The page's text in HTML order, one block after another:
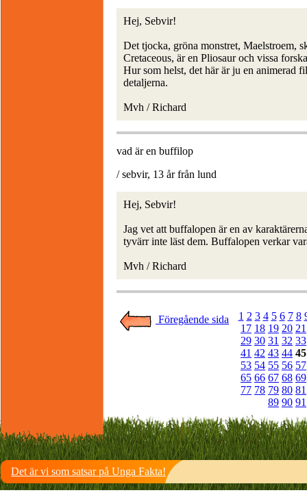
Hej, Sebvir!
Det tjocka, gröna monstret, Maelstroem,
Cretaceous, är en Pliosaur och vissa
Hur som helst, det här är ju en animerad
detaljerna.
Mvh / Richard
vad är en buffilop
/ sebvir, 13 år från lund
Hej, Sebvir!
Jag vet att buffalopen är en av
tyvärr inte läst dem. Buffalopen verkar
Mvh / Richard
Föregående sida 1 2 3 4 5 6 7 8
17 18 19 20 21
29 30 31 32 33
41 42 43 44 45
53 54 55 56 57
65 66 67 68 69
77 78 79 80 81
89 90 91
Det är vi som satsar på Unga Fakta!